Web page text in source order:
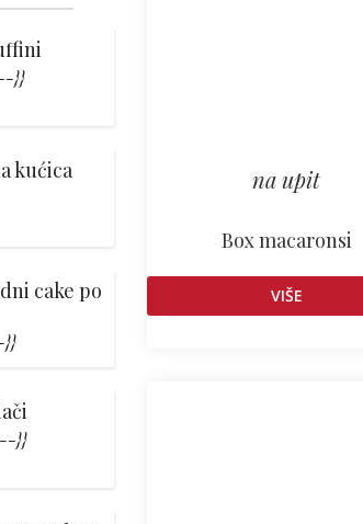
}}
kućica
cake po
}}
}}
na upit
Box macaronsi
VIŠE